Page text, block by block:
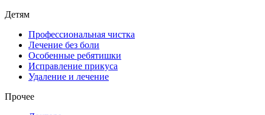
Детям
Профессиональная чистка
Лечение без боли
Особенные ребятишки
Исправление прикуса
Удаление и лечение
Прочее